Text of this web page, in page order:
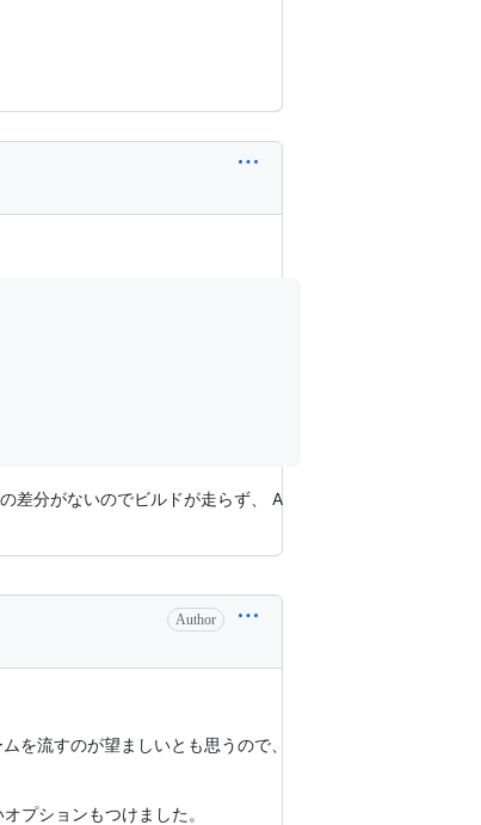
差分がないのでビルドが走らず、 A
Author
を流すのが望ましいとも思うので、
プションもつけました。